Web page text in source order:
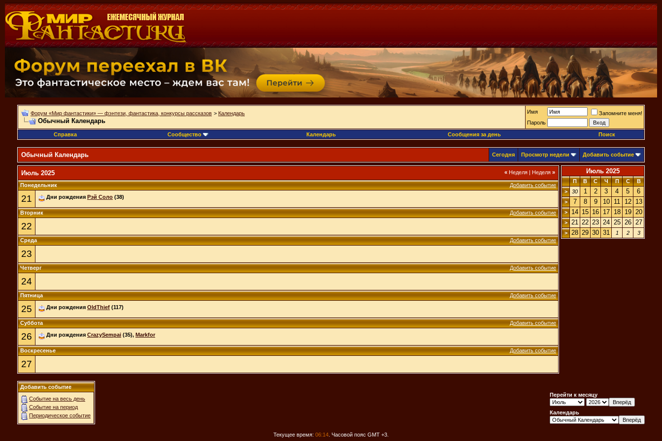
Форум «Мир фантастики» — фэнтези, фантастика, конкурсы рассказов > Календарь
Обычный Календарь
Имя
Запомните меня!
Пароль
Справка
Сообщество Календарь Сообщения за день Поиск
Обычный Календарь Сегодня Просмотр недели Добавить событие
« Неделя | Неделя »
Июль 2025
Добавить событие
Понедельник
21 Дни рождения Рэй Соло (38)
Добавить событие
Вторник
22
Добавить событие
Среда
23
Добавить событие
Четверг
24
Добавить событие
Пятница
25 Дни рождения OldThief (117)
Добавить событие
Суббота
26 Дни рождения CrazySempai (35), Markfor
Добавить событие
Воскресенье
27
Июль 2025
П В С Ч П С
В
>
30 1 2 3 4 5 6
> 7 8 9 10 11 12 13
> 14 15 16 17 18 19 20
> 21 22 23 24 25 26 27
> 28 29 30 31 1 2 3
Добавить событие
Событие на весь день
Событие на период
Периодическое событие
Перейти к месяцу
Календарь
Текущее время: 06:14 . Часовой пояс GMT +3.